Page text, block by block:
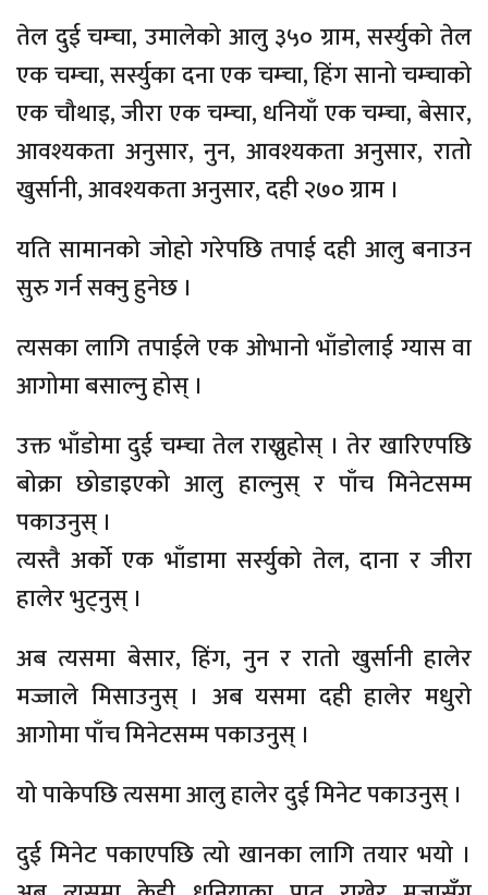
तेल दुई चम्चा, उमालेको आलु ३५० ग्राम, सर्स्युको तेल
एक चम्चा, सर्स्युका दना एक चम्चा, हिंग सानो चम्चाको
एक चौथाइ, जीरा एक चम्चा, धनियाँ एक चम्चा, बेसार,
आवश्यकता अनुसार, नुन, आवश्यकता अनुसार, रातो
खुर्सानी, आवश्यकता अनुसार, दही २७० ग्राम ।
यति सामानको जोहो गरेपछि तपाई दही आलु बनाउन
सुरु गर्न सक्नु हुनेछ ।
त्यसका लागि तपाईले एक ओभानो भाँडोलाई ग्यास वा
आगोमा बसाल्नु होस् ।
उक्त भाँडोमा दुई चम्चा तेल राख्नुहोस् । तेर खारिएपछि
बोक्रा छोडाइएको आलु हाल्नुस् र पाँच मिनेटसम्म
पकाउनुस् ।
त्यस्तै अर्को एक भाँडामा सर्स्युको तेल, दाना र जीरा
हालेर भुट्नुस् ।
अब त्यसमा बेसार, हिंग, नुन र रातो खुर्सानी हालेर
मज्जाले मिसाउनुस् । अब यसमा दही हालेर मधुरो
आगोमा पाँच मिनेटसम्म पकाउनुस् ।
यो पाकेपछि त्यसमा आलु हालेर दुई मिनेट पकाउनुस् ।
दुई मिनेट पकाएपछि त्यो खानका लागि तयार भयो ।